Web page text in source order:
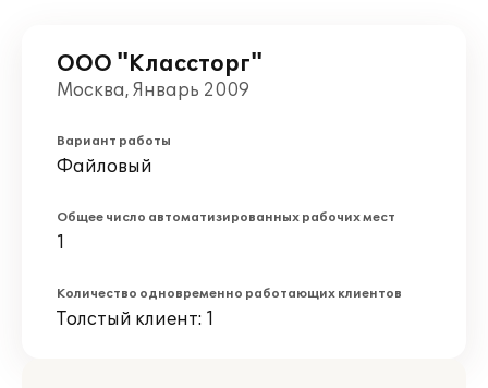
ООО "Классторг"
Москва, Январь 2009
Вариант работы
Файловый
Общее число автоматизированных рабочих мест
1
Количество одновременно работающих клиентов
Толстый клиент: 1